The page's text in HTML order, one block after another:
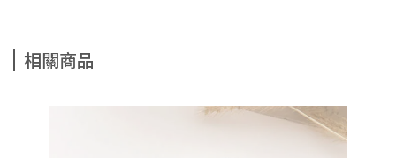
相關商品